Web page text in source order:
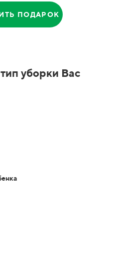
ПОДАРОК
уборки Вас